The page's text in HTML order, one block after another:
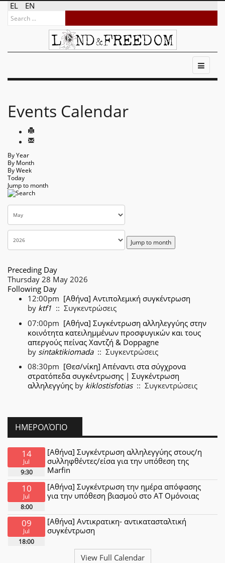
EL EN
Events Calendar
By Year
By Month
By Week
Today
Jump to month
Jump to month
Preceding Day
Thursday 28 May 2026
Following Day
12:00pm [Αθήνα] Αντιπολεμική συγκέντρωση
by ktf1 :: Συγκεντρώσεις
07:00pm [Αθήνα] Συγκέντρωση αλληλεγγύης στην
κοινότητα κατειλημμένων προσφυγικών και τους
απεργούς πείνας Χαντζή & Doppagne
by sintaktikiomada:: Συγκεντρώσεις
08:30pm [Θεσ/νίκη] Απέναντι στα σύγχρονα
στρατόπεδα συγκέντρωσης | Συγκέντρωση
αλληλεγγύης by kiklostisfotias:: Συγκεντρώσεις
ΗΜΕΡΟΛΌΓΙΟ
14
Jul
9:30
[Αθήνα] Συγκέντρωση αλληλεγγύης στους/η
συλληφθέντες/είσα για την υπόθεση της
Marfin
10
Jul
8:00
[Αθήνα] Συγκέντρωση την ημέρα απόφασης
για την υπόθεση βιασμού στο ΑΤ Ομόνοιας
09
Jul
18:00
[Αθήνα] Αντικρατικη- αντικατασταλτική
συγκέντρωση
View Full Calendar